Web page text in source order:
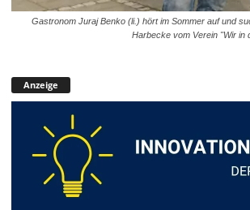
Gastronom Juraj Benko (li.) hört im Sommer auf und
Harbecke vom Verein "Wir in
Anzeige